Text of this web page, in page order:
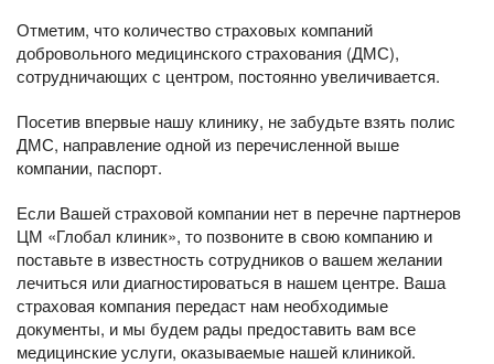
Отметим, что количество страховых компаний
добровольного медицинского страхования (ДМС),
сотрудничающих с центром, постоянно увеличивается.
Посетив впервые нашу клинику, не забудьте взять полис
ДМС, направление одной из перечисленной выше
компании, паспорт.
Если Вашей страховой компании нет в перечне партнеров
ЦМ «Глобал клиник», то позвоните в свою компанию и
поставьте в известность сотрудников о вашем желании
лечиться или диагностироваться в нашем центре. Ваша
страховая компания передаст нам необходимые
документы, и мы будем рады предоставить вам все
медицинские услуги, оказываемые нашей клиникой.